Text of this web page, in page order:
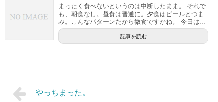
まったく食べないというのは中断したまま。 それで
も、朝食なし。昼食は普通に。夕食はビールとつま
み。こんなパターンだから微食ですかね。 今日は...
記事を読む
やっちまった。